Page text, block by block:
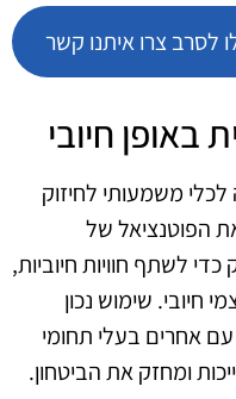
צרו איתנו קשר
חיובי
לכלי משמעותי לחיזוק
הפוטנציאל של
לשתף חוויות חיוביות,
חיובי. שימוש נכון
אחרים בעלי תחומי
ומחזק את הביטחון.